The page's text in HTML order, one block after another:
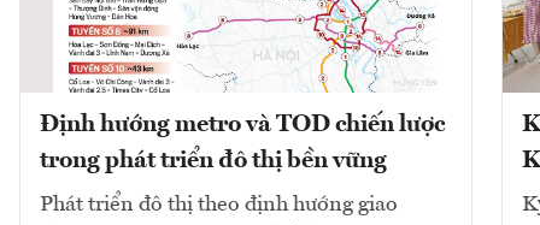
Định hướng metro và TOD chiến lược
trong phát triển đô thị bền vững
Phát triển đô thị theo định hướng giao